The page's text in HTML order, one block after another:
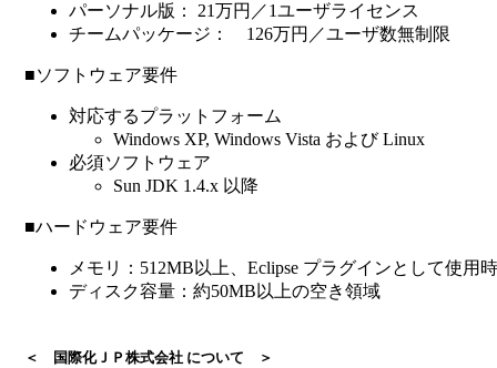
パーソナル版： 21万円／1ユーザライセンス
チームパッケージ： 126万円／ユーザ数無制限
■ソフトウェア要件
対応するプラットフォーム
Windows XP, Windows Vista および Linux
必須ソフトウェア
Sun JDK 1.4.x 以降
■ハードウェア要件
メモリ：512MB以上、Eclipse プラグインとして使用
ディスク容量：約50MB以上の空き領域
＜ 国際化ＪＰ株式会社 について ＞